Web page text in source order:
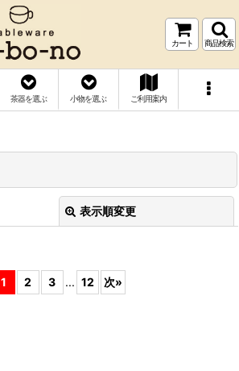
カート 商品検索
茶器を選ぶ 小物を選ぶ ご利用案内
表示順変更
1 2 3 ... 12 次»